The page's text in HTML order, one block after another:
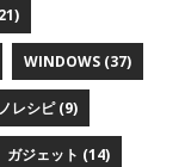
WINDOWS (37)
レシピ (9)
ガジェット (14)